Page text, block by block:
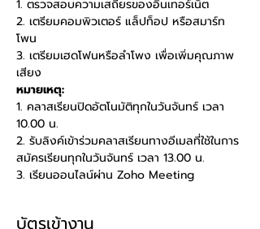
1. ตรวจสอบความเสถียรของอินเทอร์เน็ต
2. เตรียมคอมพิวเตอร์ แล็ปท็อป หรือสมาร์ท
โพน
3. เตรียมเฮดโฟนหรือลำโพง เพื่อเพิ่มคุณภาพ
เสียง
หมายเหตุ:
1. คลาสเรียนปิดอัตโนมัติทุกในวันจันทร์ เวลา
10.00 น.
2. รับลิงค์เข้าร่วมคลาสเรียนทางอีเมลที่ใช้ในการ
สมัครเรียนทุกในวันจันทร์ เวลา 13.00 น.
3. เรียนออนไลน์ผ่าน Zoho Meeting
บัตรเข้างาน